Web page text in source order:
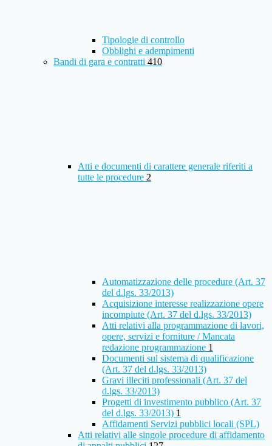
Tipologie di controllo
Obblighi e adempimenti
Bandi di gara e contratti 410
Atti e documenti di carattere generale riferiti a
tutte le procedure 2
Automatizzazione delle procedure (Art. 37
del d.lgs. 33/2013)
Acquisizione interesse realizzazione opere
incompiute (Art. 37 del d.lgs. 33/2013)
Atti relativi alla programmazione di lavori,
opere, servizi e forniture / Mancata
redazione programmazione 1
Documenti sul sistema di qualificazione
(Art. 37 del d.lgs. 33/2013)
Gravi illeciti professionali (Art. 37 del
d.lgs. 33/2013)
Progetti di investimento pubblico (Art. 37
del d.lgs. 33/2013) 1
Affidamenti Servizi pubblici locali (SPL)
Atti relativi alle singole procedure di affidamento